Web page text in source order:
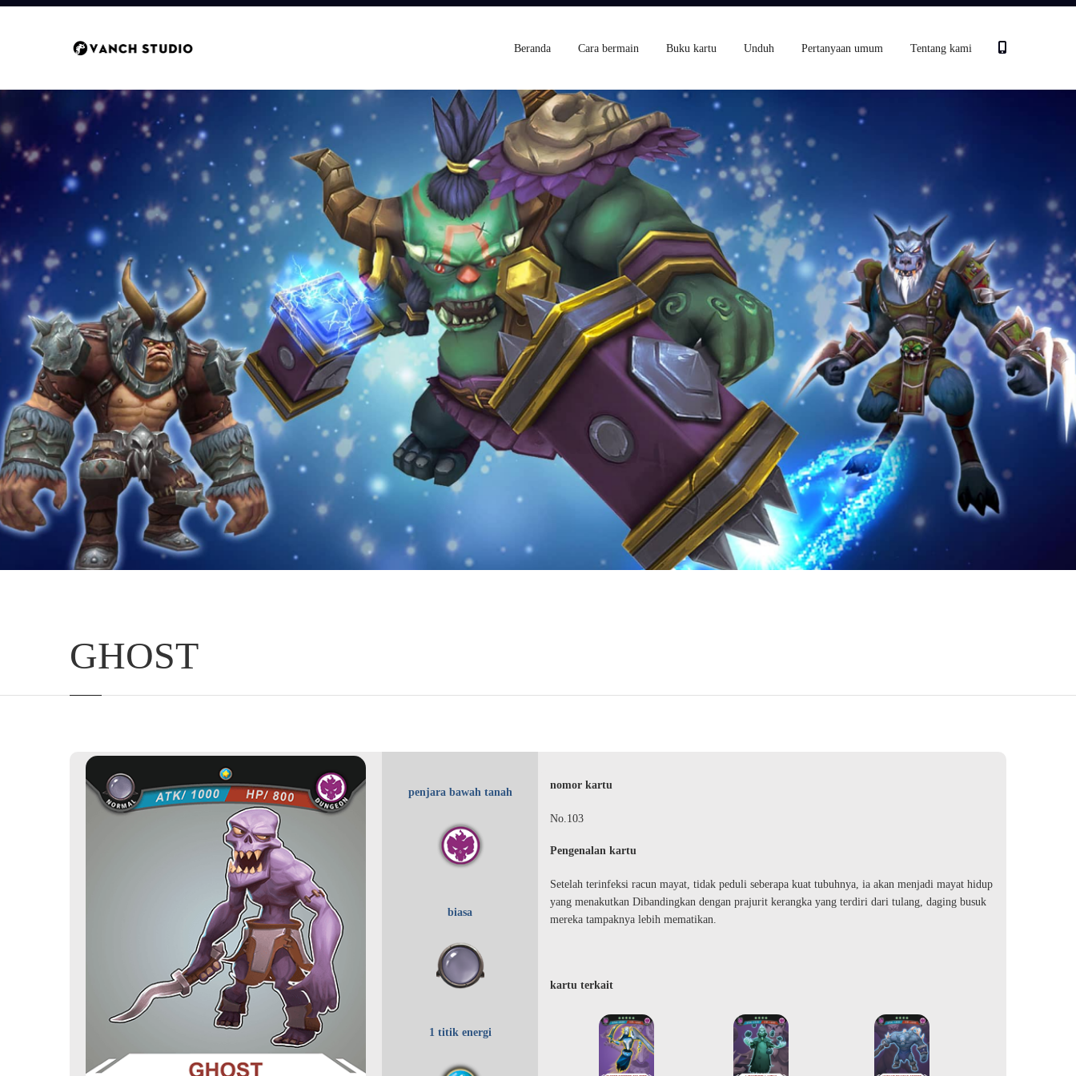
Beranda Cara bermain Buku kartu Unduh Pertanyaan umum Tentang kami
GHOST
penjara bawah tanah
biasa
1 titik energi
nomor kartu
No.103
Pengenalan kartu
Setelah terinfeksi racun mayat, tidak peduli seberapa kuat tubuhnya, ia akan menjadi mayat hidup
yang menakutkan Dibandingkan dengan prajurit kerangka yang terdiri dari tulang, daging busuk
mereka tampaknya lebih mematikan.
kartu terkait